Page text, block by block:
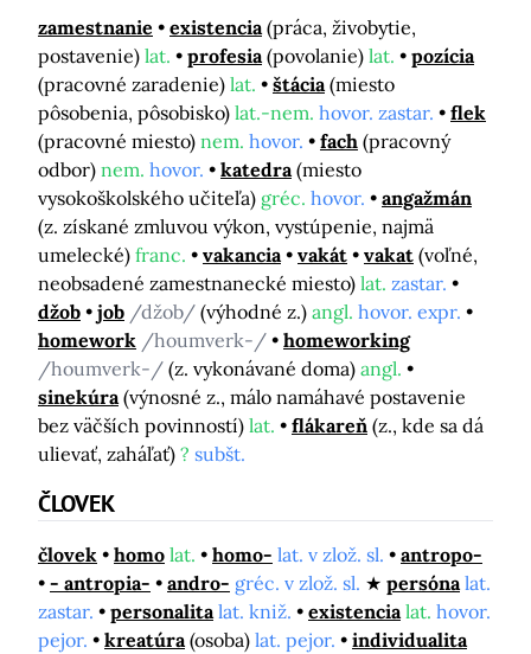
zamestnanie existencia (práca, živobytie,
postavenie) lat. profesia (povolanie) lat.
pozícia
(pracovné zaradenie) lat. štácia (miesto
pôsobenia, pôsobisko) lat.-nem. hovor. zastar.
flek
(pracovné miesto) nem. hovor. fach (pracovný
odbor) nem. hovor. katedra (miesto
vysokoškolského učiteľa) gréc. hovor.
angažmán
(z. získané zmluvou výkon, vystúpenie, najmä
umelecké) franc. vakancia vakát vakat (voľné,
neobsadené zamestnanecké miesto) lat. zastar.
džob
job /džob/ (výhodné z.) angl. hovor. expr.
homework /houmverk-/
homeworking
/houmverk-/ (z. vykonávané doma) angl.
sinekúra (výnosné z., málo namáhavé postavenie
bez väčších povinností) lat. flákareň (z., kde sa dá
ulievať, zaháľať) ? subšt.
ČLOVEK
človek homo lat. homo- lat. v zlož. sl.
antropo-
- antropia-
andro- gréc. v zlož. sl. persóna lat.
zastar.
personalita lat. kniž. existencia lat. hovor.
pejor.
kreatúra (osoba) lat. pejor.
individualita